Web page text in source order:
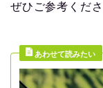
ぜひご参考くださ